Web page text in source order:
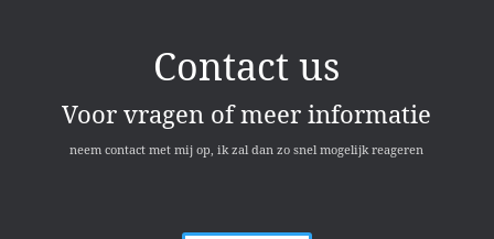
Contact us
Voor vragen of meer informatie
neem contact met mij op, ik zal dan zo snel mogelijk reageren